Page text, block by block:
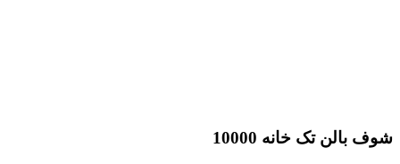
تک خانه 10000